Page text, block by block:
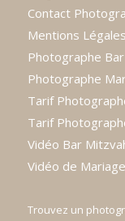
Contact
Mentions Légales
Photographe
Photographe
Tarif
Tarif
Vidéo Bar
Vidéo de
Trouvez un